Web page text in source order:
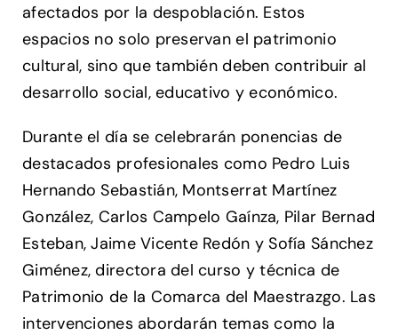
afectados por la despoblación. Estos
espacios no solo preservan el patrimonio
cultural, sino que también deben contribuir al
desarrollo social, educativo y económico.
Durante el día se celebrarán ponencias de
destacados profesionales como Pedro Luis
Hernando Sebastián, Montserrat Martínez
González, Carlos Campelo Gaínza, Pilar Bernad
Esteban, Jaime Vicente Redón y Sofía Sánchez
Giménez, directora del curso y técnica de
Patrimonio de la Comarca del Maestrazgo. Las
intervenciones abordarán temas como la